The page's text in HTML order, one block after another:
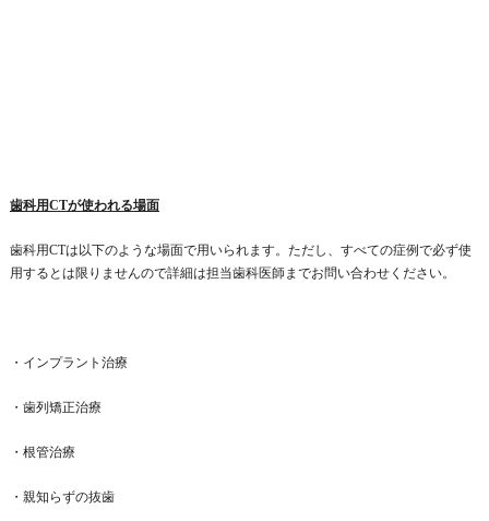
歯科用CTが使われる場面
歯科用CTは以下のような場面で用いられます。ただし、すべての症例で必ず使
用するとは限りませんので詳細は担当歯科医師までお問い合わせください。
・インプラント治療
・歯列矯正治療
・根管治療
・親知らずの抜歯